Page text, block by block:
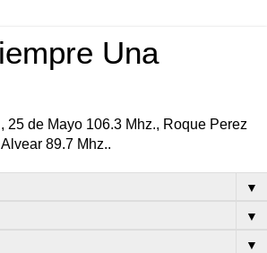
Una
25 de Mayo 106.3 Mhz., Roque Perez
89.7 Mhz..
▼
▼
▼